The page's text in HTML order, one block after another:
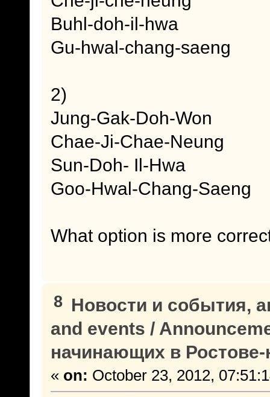
Buhl-doh-il-hwa
Gu-hwal-chang-saeng
2)
Jung-Gak-Doh-Won
Chae-Ji-Chae-Neung
Sun-Doh- Il-Hwa
Goo-Hwal-Chang-Saeng
What option is more
8 Новости и события,
and events /
начинающих в
« on: October 23, 2012,